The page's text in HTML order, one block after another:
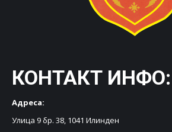
КОНТАКТ ИНФО:
Адреса:
Улица 9 бр. 38, 1041 Илинден